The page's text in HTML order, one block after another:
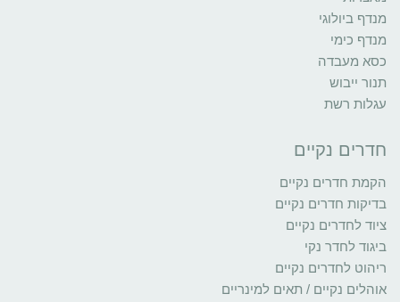
מנדף ביולוגי
מנדף כימי
כסא מעבדה
תנור ייבוש
עגלות רשת
חדרים נקיים
הקמת חדרים נקיים
בדיקות חדרים נקיים
ציוד לחדרים נקיים
ביגוד לחדר נקי
ריהוט לחדרים נקיים
אוהלים נקיים / תאים למינריים